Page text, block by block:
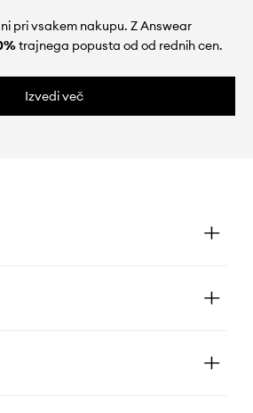
pri vsakem nakupu. Z Answear
trajnega popusta od od rednih cen.
Izvedi več